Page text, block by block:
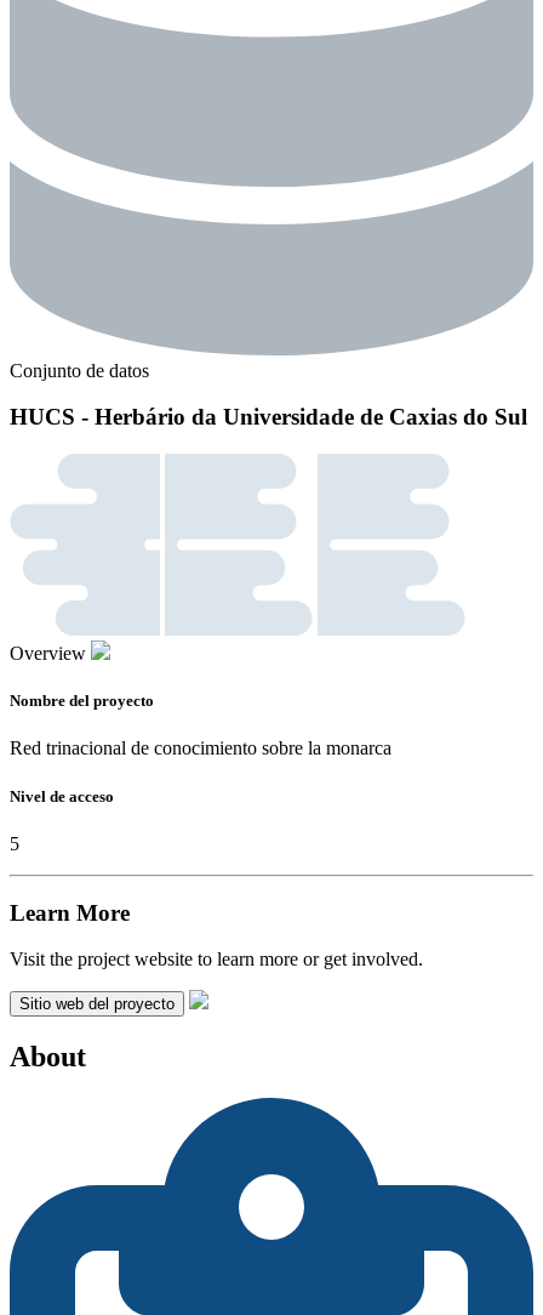
Conjunto de datos
HUCS - Herbário da Universidade de Caxias do Sul
Overview
Nombre del proyecto
Red trinacional de conocimiento sobre la monarca
Nivel de acceso
5
Learn More
Visit the project website to learn more or get involved.
Sitio web del proyecto
About